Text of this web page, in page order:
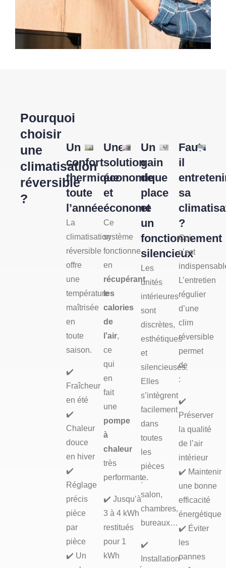
Pourquoi
choisir
une
climatisation
réversible
?
Un
confort
thermique
toute
l’année
La
climatisation
réversible
offre
une
température
maîtrisée
en
toute
saison.
✔️
Fraîcheur
en été
✔️
Chaleur
douce
en hiver
✔️
Réglage
précis
pièce
par
pièce
✔️ Un
Une
solution
économique
et
économe
Ce
système
fonctionne
en
récupérant
les
calories
de
l’air,
ce
qui
en
fait
une
pompe
à
chaleur
très
performante.
✔️ Jusqu’à
3 à 4 kWh
restitués
pour 1
kWh
Un
gain
de
place
et
un
fonctionnement
silencieux
Les
unités
intérieures
sont
discrètes,
esthétiques
et
silencieuses.
Elles
s’intègrent
facilement
dans
toutes
les
pièces
:
salon,
chambres,
bureaux…
✔️
Installation
Faut-
il
sa
?
Oui,
c’est
L’entretien
régulier
d’une
clim
réversible
permet
de
:
✔️
Préserver
la qualité
de l’air
intérieur
✔️ Maintenir
une bonne
efficacité
énergétique
✔️ Éviter
les
pannes